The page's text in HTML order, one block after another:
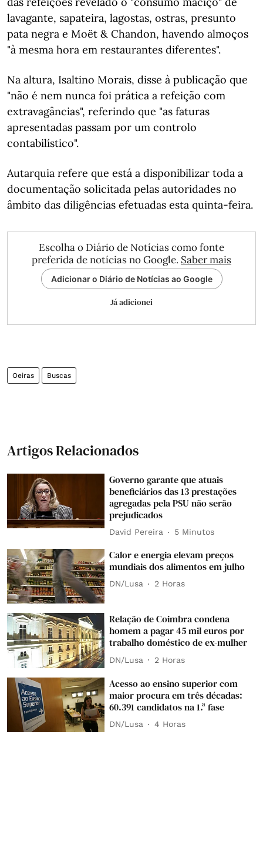
lavagante, sapateira, lagostas, ostras, presunto
pata negra e Moët & Chandon, havendo almoços
"à mesma hora em restaurantes diferentes".
Na altura, Isaltino Morais, disse à publicação que
"não é nem nunca foi prática a refeição com
extravagâncias", referindo que "as faturas
apresentadas passam por um controlo
contabilístico".
Autarquia refere que está a disponibilizar toda a
documentação solicitada pelas autoridades no
âmbito das diligências efetuadas esta quinta-feira.
Escolha o Diário de Notícias como fonte
preferida de notícias no Google. Saber mais
Adicionar o Diário de Notícias ao Google
Já adicionei
Oeiras Buscas
Artigos Relacionados
Governo garante que atuais
beneficiários das 13 prestações
agregadas pela PSU não serão
prejudicados
David Pereira 5 Minutos
Calor e energia elevam preços
mundiais dos alimentos em julho
DN/Lusa 2 Horas
Relação de Coimbra condena
homem a pagar 45 mil euros por
trabalho doméstico de ex-mulher
DN/Lusa 2 Horas
Acesso ao ensino superior com
maior procura em três décadas:
60.391 candidatos na 1.ª fase
DN/Lusa 4 Horas